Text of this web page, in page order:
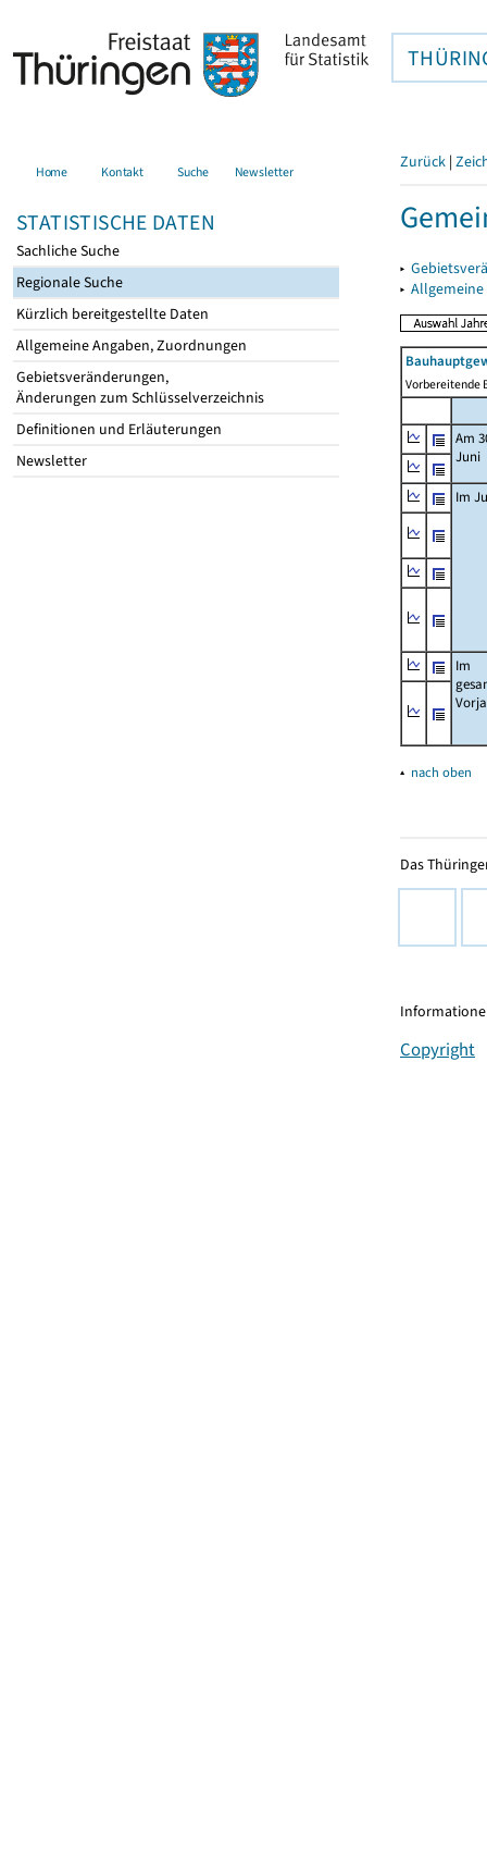
Home Kontakt Suche Newsletter
STATISTISCHE DATEN
Sachliche Suche
Regionale Suche
Kürzlich bereitgestellte Daten
Allgemeine Angaben, Zuordnungen
Gebietsveränderungen,
Änderungen zum Schlüsselverzeichnis
Definitionen und Erläuterungen
Newsletter
Zurück |
▸
▸
Vorbereitende
Am
Juni
Im
Im
▴ nach oben
Das
Copyright